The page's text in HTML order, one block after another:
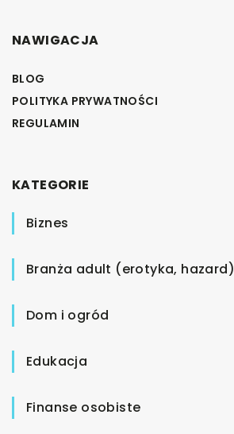
NAWIGACJA
BLOG
POLITYKA PRYWATNOŚCI
REGULAMIN
KATEGORIE
Biznes
Branża adult (erotyka, hazard)
Dom i ogród
Edukacja
Finanse osobiste